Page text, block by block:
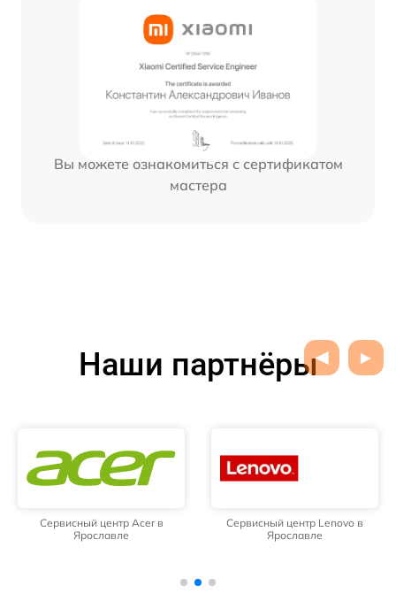
Вы можете ознакомиться с сертификатом
мастера
Наши партнёры
Сервисный центр Acer в
Ярославле
Сервисный центр Lenovo в
Ярославле